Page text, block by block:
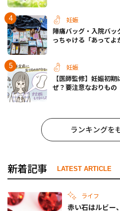
妊娠
陣痛バッグ・入院バッ
っちゃける「あって
妊娠
【医師監修】妊娠初
ぜ？要注意なおりもの
ランキングを
新着記事 LATEST ARTICLE
ライフ
赤い石はルビー